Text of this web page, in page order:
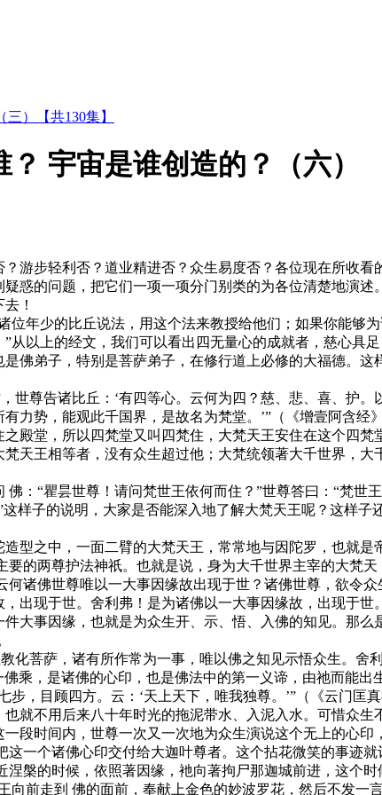
）【共130集】
宇宙是谁创造的？（六）
步轻利否？道业精进否？众生易度否？各位现在所收看
惑的问题，把它们一项一项分门别类的为各位清楚地演
！
年少的比丘说法，用这个法来教授给他们；如果你能够
从以上的经文，我们可以看出四无量心的成就者，慈心
佛弟子，特别是菩萨弟子，在修行道上必修的大福德。
尊告诸比丘：‘有四等心。云何为四？慈、悲、喜、护。
力势，能观此千国界，是故名为梵堂。’”（《增壹阿含
殿堂，所以四梵堂又叫四梵住，大梵天王安住在这个四
天王相等者，没有众生超过他；大梵统领著大千世界，
“瞿昙世尊！请问梵世王依何而住？”世尊答曰：“梵世
样子的说明，大家是否能深入地了解大梵天王呢？这样
之中，一面二臂的大梵天王，常常地与因陀罗，也就是
的两尊护法神祇。也就是说，身为大千世界主宰的大梵
佛世尊唯以一大事因缘故出现于世？诸佛世尊，欲令
出现于世。舍利弗！是为诸佛以一大事因缘故，出现于世。
事因缘，也就是为众生开、示、悟、入佛的知见。那么
菩萨，诸有所作常为一事，唯以佛之知见示悟众生。舍
乘，是诸佛的心印，也是佛法中的第一义谛，由祂而能
，目顾四方。云：‘天上天下，唯我独尊。’”（《云门
就不用后来八十年时光的拖泥带水、入泥入水。可惜众
段时间内，世尊一次又一次地为众生演说这个无上的心
一个诸佛心印交付给大迦叶尊者。这个拈花微笑的事迹就
的时候，依照著因缘，衪向著拘尸那迦城前进，这个时
向前走到 佛的面前，奉献上金色的妙波罗花，然后不发